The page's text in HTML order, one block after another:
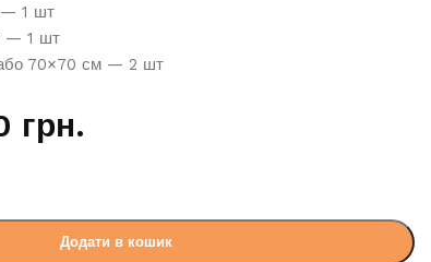
— 1 шт
— 1 шт
70×70 см — 2 шт
грн.
Додати в кошик